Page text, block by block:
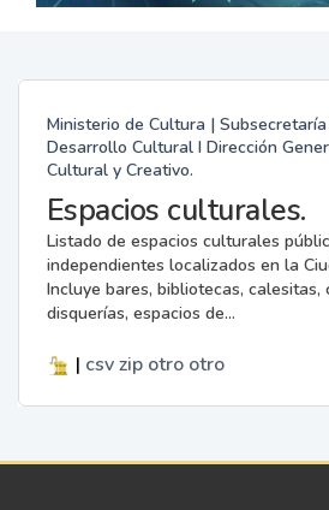
Ministerio de Cultura |
Desarrollo Cultural I Dirección
Cultural y Creativo.
Espacios culturales.
Listado de espacios culturales
independientes localizados en la
Incluye bares, bibliotecas,
disquerías, espacios de...
| csv zip otro otro